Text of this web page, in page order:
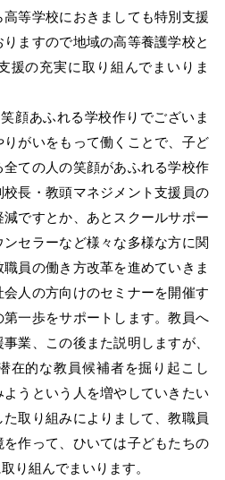
等学校におきましても特別支援
ますので地域の高等養護学校と
援の充実に取り組んでまいりま
顔あふれる学校作りでございま
がいをもって働くことで、子ど
ての人の笑顔があふれる学校作
校長・教頭マネジメント支援員の
ですとか、あとスクールサポー
ンセラーなど様々な多様な方に関
員の働き方改革を進めていきま
人の方向けのセミナーを開催す
一歩をサポートします。教員へ
業、この後また説明しますが、
在的な教員候補者を掘り起こし
うという人を増やしていきたい
取り組みによりまして、教職員
作って、ひいては子どもたちの
り組んでまいります。